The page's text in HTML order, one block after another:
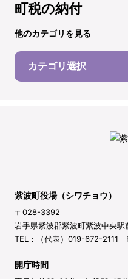
町税の納付
他のカテゴリを見る
カテゴリ選択
紫波町役場（シワチョウ）
〒028-3392
岩手県紫波郡紫波町紫波中央駅
TEL：（代表）019-672-2111
開庁時間